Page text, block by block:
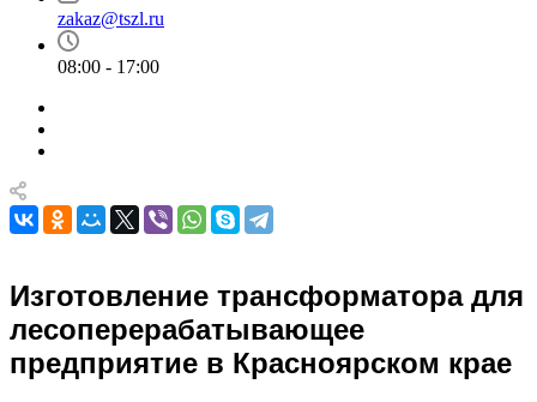
zakaz@tszl.ru
08:00 - 17:00
Изготовление трансформатора для
лесоперерабатывающее
предприятие в Красноярском крае